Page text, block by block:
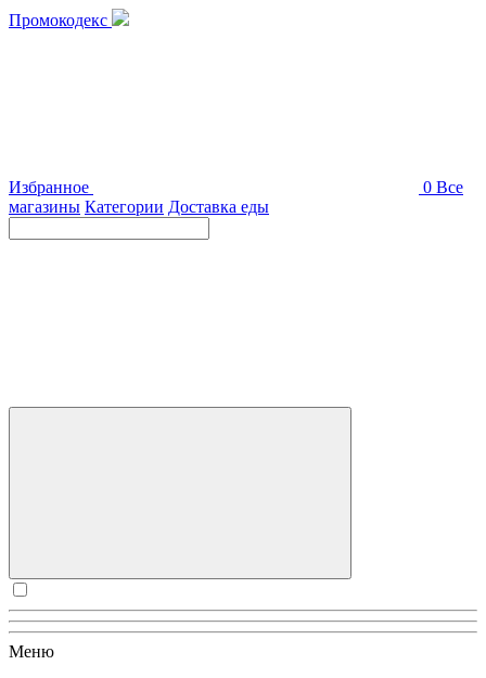
Промокодекс
Избранное 0 Все
магазины Категории Доставка еды
Меню